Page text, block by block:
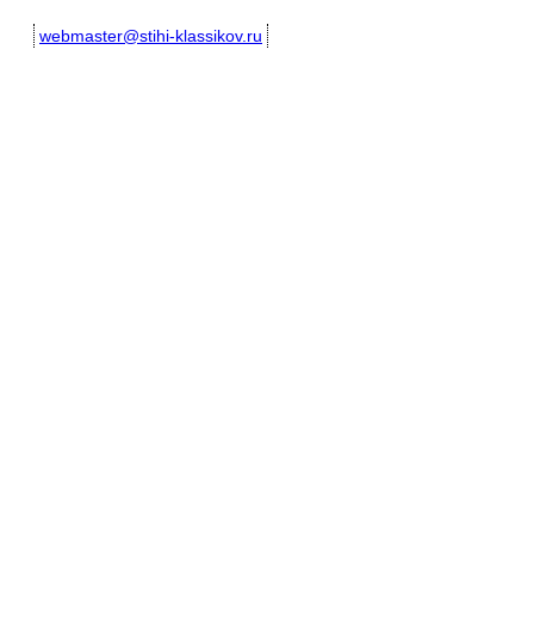
webmaster@stihi-klassikov.ru